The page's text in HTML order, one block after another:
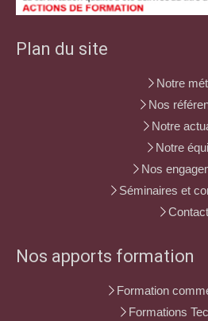
Plan du site
Notre
Nos
Notre
Notre
Nos
Séminaires et
Contact
Nos apports formation
Formation
Formations